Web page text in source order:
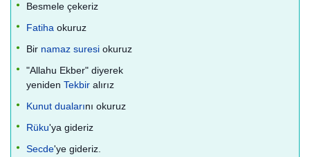
Besmele çekeriz
Fatiha okuruz
Bir namaz suresi okuruz
"Allahu Ekber" diyerek
yenidenTekbir alırız
Kunut dualarını okuruz
Rüku'ya gideriz
Secde'ye gideriz.